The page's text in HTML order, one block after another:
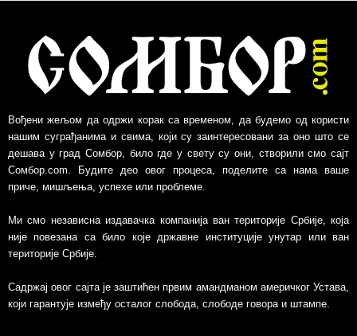
Вођени жељом да одржи корак са временом, да будемо од користи
нашим суграђанима и свима, који су заинтересовани за оно што се
дешава у град Сомбор, било где у свету су они, створили смо сајт
Сомбор.com. Будите део овог процеса, поделите са нама ваше
приче, мишљења, успехе или проблеме.
Ми смо независна издавачка компанија ван територије Србије, којa
није повезанa са било које државне институције унутар или ван
територије Србије.
Садржај овог сајта је заштићен првим амандманом америчког Устава,
који гарантује између осталог слобода, слободе говора и штампе.